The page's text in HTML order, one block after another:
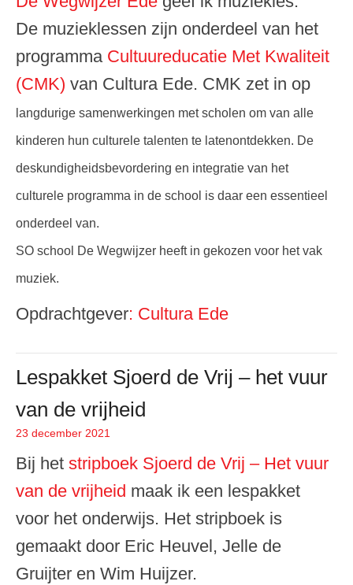
De muzieklessen zijn onderdeel van het
programmaCultuureducatie Met Kwaliteit
(CMK) van Cultura Ede. CMK zet in op
langdurige samenwerkingen met scholen om van alle
kinderen hun culturele talenten te latenontdekken. De
deskundigheidsbevordering en integratie van het
culturele programma in de school is daar een essentieel
onderdeel van.
SO school De Wegwijzer heeft in gekozen voor het vak
muziek.
Opdrachtgever: Cultura Ede
Lespakket Sjoerd de Vrij – het vuur
van de vrijheid
Geplaatst op
23 december 2021
Bij het stripboek Sjoerd de Vrij – Het vuur
van de vrijheid maak ik een lespakket
voor het onderwijs. Het stripboek is
gemaakt door Eric Heuvel, Jelle de
Gruijter en Wim Huijzer.